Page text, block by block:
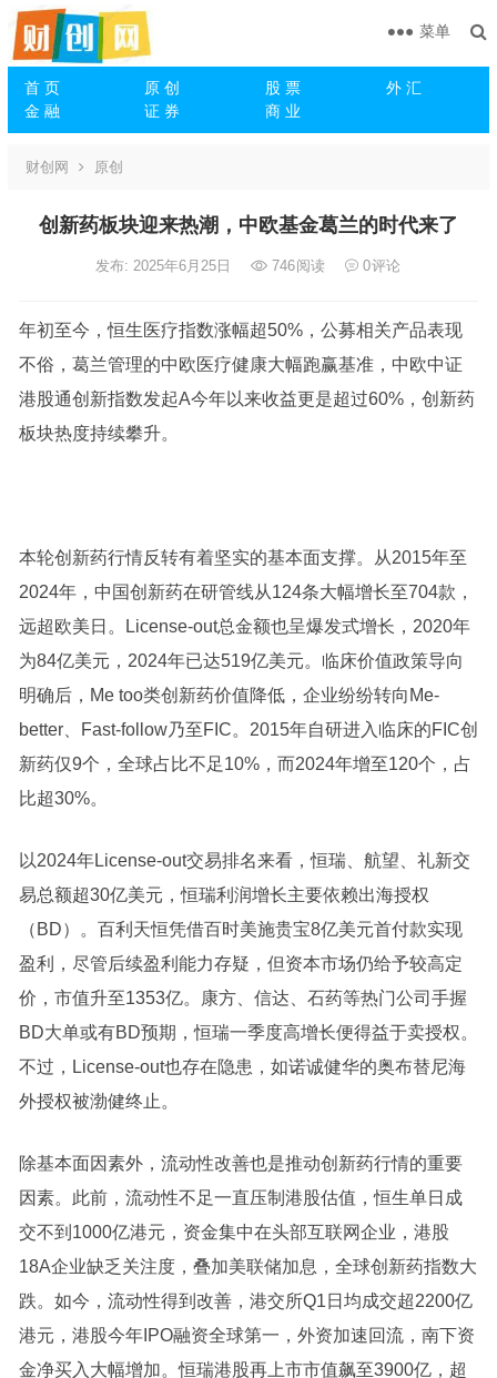
首 页 原 创 股 票
外 汇
金 融
证 券 商 业
菜单
财创网 原创
创新药板块迎来热潮，中欧基金葛兰的时代来了
发布: 2025年6月25日 746阅读 0评论
年初至今，恒生医疗指数涨幅超50%，公募相关产品表现
不俗，葛兰管理的中欧医疗健康大幅跑赢基准，中欧中证
港股通创新指数发起A今年以来收益更是超过60%，创新药
板块热度持续攀升。
本轮创新药行情反转有着坚实的基本面支撑。从2015年至
2024年，中国创新药在研管线从124条大幅增长至704款，
远超欧美日。License-out总金额也呈爆发式增长，2020年
为84亿美元，2024年已达519亿美元。临床价值政策导向
明确后，Me too类创新药价值降低，企业纷纷转向Me-
better、Fast-follow乃至FIC。2015年自研进入临床的FIC创
新药仅9个，全球占比不足10%，而2024年增至120个，占
比超30%。
以2024年License-out交易排名来看，恒瑞、航望、礼新交
易总额超30亿美元，恒瑞利润增长主要依赖出海授权
（BD）。百利天恒凭借百时美施贵宝8亿美元首付款实现
盈利，尽管后续盈利能力存疑，但资本市场仍给予较高定
价，市值升至1353亿。康方、信达、石药等热门公司手握
BD大单或有BD预期，恒瑞一季度高增长便得益于卖授权。
不过，License-out也存在隐患，如诺诚健华的奥布替尼海
外授权被渤健终止。
除基本面因素外，流动性改善也是推动创新药行情的重要
因素。此前，流动性不足一直压制港股估值，恒生单日成
交不到1000亿港元，资金集中在头部互联网企业，港股
18A企业缺乏关注度，叠加美联储加息，全球创新药指数大
跌。如今，流动性得到改善，港交所Q1日均成交超2200亿
港元，港股今年IPO融资全球第一，外资加速回流，南下资
金净买入大幅增加。恒瑞港股再上市市值飙至3900亿，超